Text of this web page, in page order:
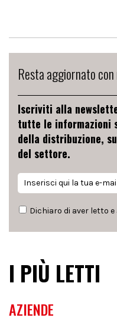
Resta aggiornato con
Iscriviti alla
tutte le informazioni
della distribuzione,
del settore.
Dichiaro di aver letto
I PIÙ LETTI
AZIENDE